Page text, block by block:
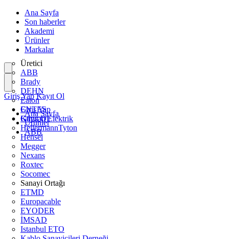
Ana Sayfa
Son haberler
Akademi
Ürünler
Markalar
Üretici
ABB
Brady
DEHN
Eaton
ENTES
Günsan Elektrik
HellermannTyton
Hensel
Megger
Nexans
Roxtec
Socomec
Sanayi Ortağı
ETMD
Europacable
EYODER
İMSAD
Istanbul ETO
Giriş Yap
Kayıt Ol
Giriş Yap Kayıt Ol
Ana Sayfa
Ürünler
ABB